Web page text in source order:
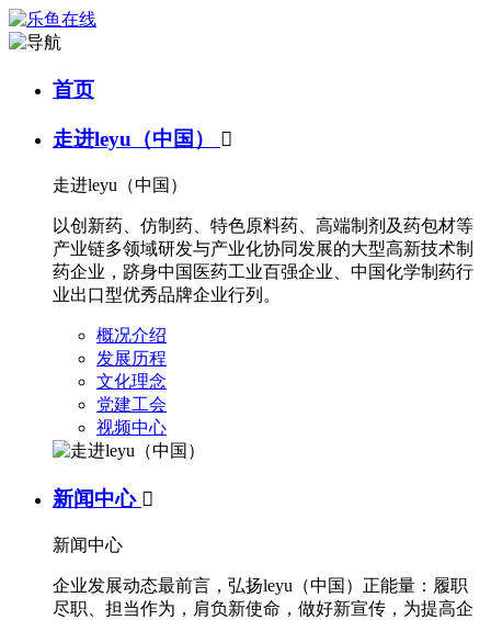
首页
走进leyu（中国） 
走进leyu（中国）
以创新药、仿制药、特色原料药、高端制剂及药包材等
产业链多领域研发与产业化协同发展的大型高新技术制
药企业，跻身中国医药工业百强企业、中国化学制药行
业出口型优秀品牌企业行列。
概况介绍
发展历程
文化理念
党建工会
视频中心
新闻中心 
新闻中心
企业发展动态最前言，弘扬leyu（中国）正能量：履职
尽职、担当作为，肩负新使命，做好新宣传，为提高企